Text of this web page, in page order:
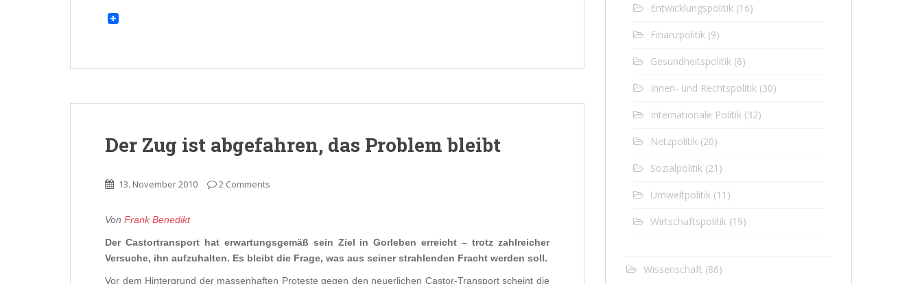
Der Zug ist abgefahren, das Problem bleibt
13. November 2010 2 Comments
Von Frank Benedikt
Der Castortransport hat erwartungsgemäß sein Ziel in Gorleben erreicht – trotz zahlreicher
Versuche, ihn aufzuhalten. Es bleibt die Frage, was aus seiner strahlenden Fracht werden soll.
Vor dem Hintergrund der massenhaften Proteste gegen den neuerlichen Castor-Transport scheint die
Entwicklungspolitik (16)
Finanzpolitik (9)
Gesundheitspolitik (6)
Innen- und Rechtspolitik (30)
Internationale Politik (32)
Netzpolitik (20)
Sozialpolitik (21)
Umweltpolitik (11)
Wirtschaftspolitik (19)
Wissenschaft (86)